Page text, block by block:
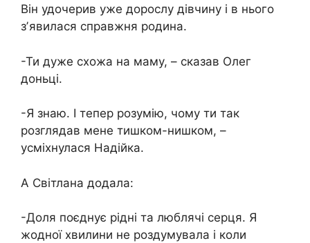
Він удочерив уже дорослу дівчину і в нього
зʼявилася справжня родина.
-Ти дуже схожа на маму, – сказав Олег
доньці.
-Я знаю. І тепер розумію, чому ти так
розглядав мене тишком-нишком, –
усміхнулася Надійка.
А Світлана додала:
-Доля поєднує рідні та люблячі серця. Я
жодної хвилини не роздумувала і коли